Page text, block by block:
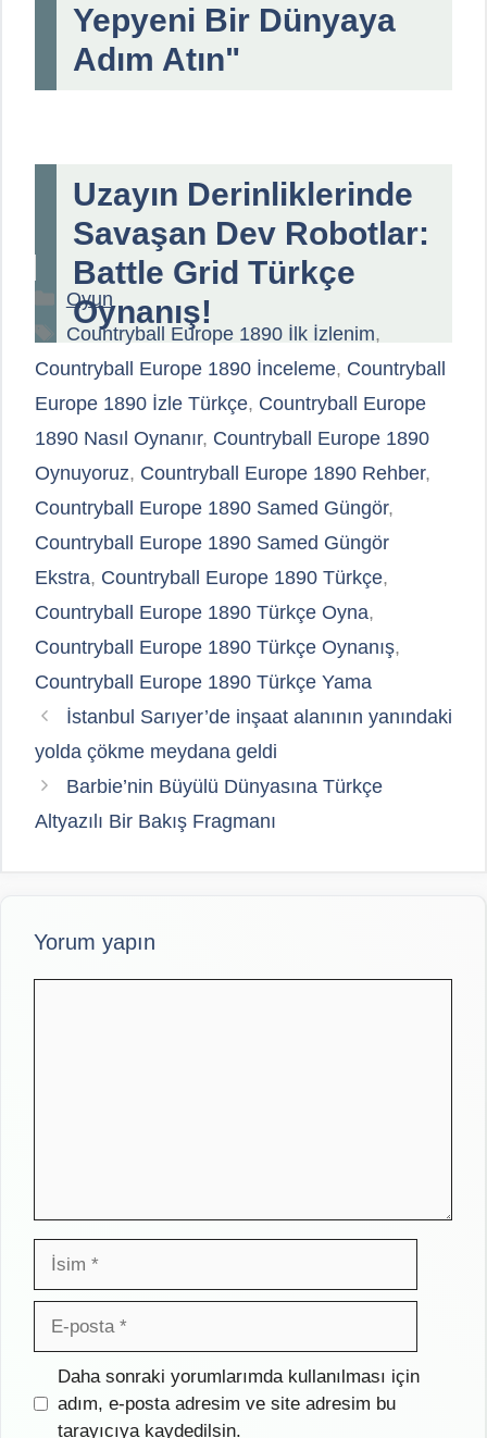
Yepyeni Bir Dünyaya
Adım Atın"
Uzayın Derinliklerinde
Savaşan Dev Robotlar:
Battle Grid Türkçe
Oynanış!
Kategoriler
Oyun
Etiketler
Countryball Europe 1890 İlk İzlenim,
Countryball Europe 1890 İnceleme, Countryball
Europe 1890 İzle Türkçe, Countryball Europe
1890 Nasıl Oynanır, Countryball Europe 1890
Oynuyoruz, Countryball Europe 1890 Rehber,
Countryball Europe 1890 Samed Güngör,
Countryball Europe 1890 Samed Güngör
Ekstra, Countryball Europe 1890 Türkçe,
Countryball Europe 1890 Türkçe Oyna,
Countryball Europe 1890 Türkçe Oynanış,
Countryball Europe 1890 Türkçe Yama
İstanbul Sarıyer’de inşaat alanının yanındaki
yolda çökme meydana geldi
Barbie’nin Büyülü Dünyasına Türkçe
Altyazılı Bir Bakış Fragmanı
Yorum yapın
İsim
posta
İnternet
sitesi
Daha sonraki yorumlarımda kullanılması için
adım, e-posta adresim ve site adresim bu
tarayıcıya kaydedilsin.